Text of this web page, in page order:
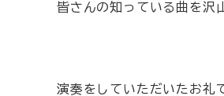
皆さんの知っている曲を沢
演奏をしていただいたお礼